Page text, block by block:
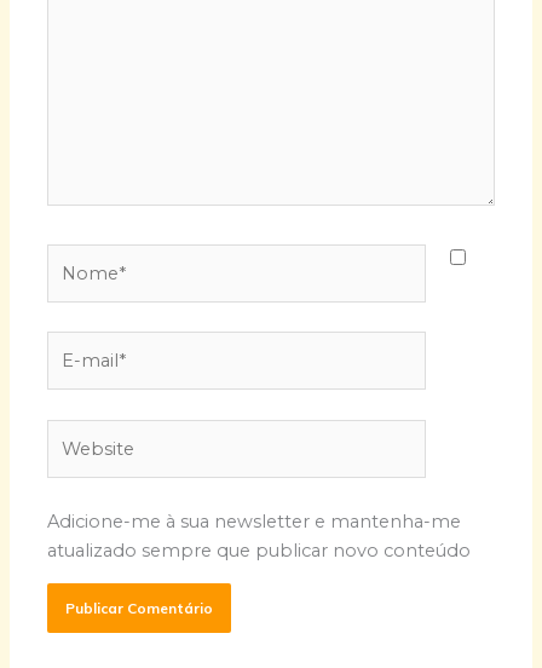
Adicione-me à sua newsletter e mantenha-me
atualizado sempre que publicar novo conteúdo